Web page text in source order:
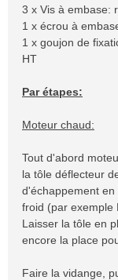
3 x Vis à embase:
1 x écrou à
1 x goujon de
HT
Par étapes:
Moteur chaud:
Tout d'abord
la tôle déflecteur
d'échappement
froid (par exemple
Laisser la tôle en
encore la place
Faire la vidange,